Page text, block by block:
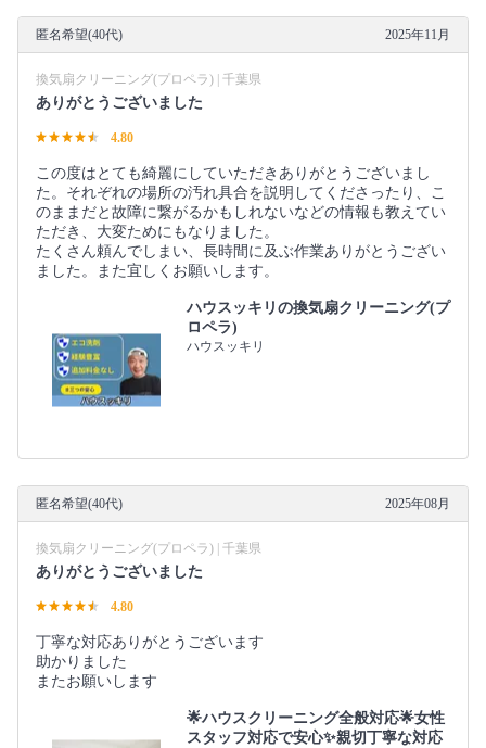
匿名希望(40代) 2025年11月
換気扇クリーニング(プロペラ) | 千葉県
ありがとうございました
4.80
この度はとても綺麗にしていただきありがとうございまし
た。それぞれの場所の汚れ具合を説明してくださったり、こ
のままだと故障に繋がるかもしれないなどの情報も教えてい
ただき、大変ためにもなりました。
たくさん頼んでしまい、長時間に及ぶ作業ありがとうござい
ました。また宜しくお願いします。
ハウスッキリの換気扇クリーニング(プ
ロペラ)
ハウスッキリ
匿名希望(40代) 2025年08月
換気扇クリーニング(プロペラ) | 千葉県
ありがとうございました
4.80
丁寧な対応ありがとうございます
助かりました
またお願いします
🌟ハウスクリーニング全般対応🌟女性
スタッフ対応で安心✨親切丁寧な対応